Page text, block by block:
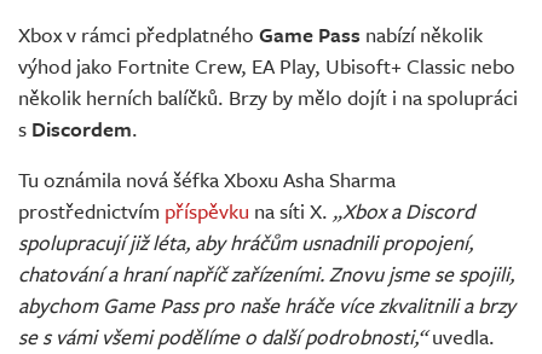
Živě
Xbox v rámci předplatného Game Pass nabízí několik
výhod jako Fortnite Crew, EA Play, Ubisoft+ Classic nebo
několik herních balíčků. Brzy by mělo dojít i na spolupráci
s Discordem.
Tu oznámila nová šéfka Xboxu Asha Sharma
prostřednictvím příspěvku na síti X. „Xbox a Discord
spolupracují již léta, aby hráčům usnadnili propojení,
chatování a hraní napříč zařízeními. Znovu jsme se spojili,
abychom Game Pass pro naše hráče více zkvalitnili a brzy
se s vámi všemi podělíme o další podrobnosti,“uvedla.